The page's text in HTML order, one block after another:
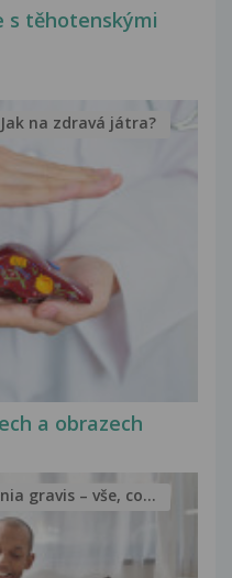
s těhotenskými
a obrazech
Jak na zdravá játra?
gravis – vše, co...